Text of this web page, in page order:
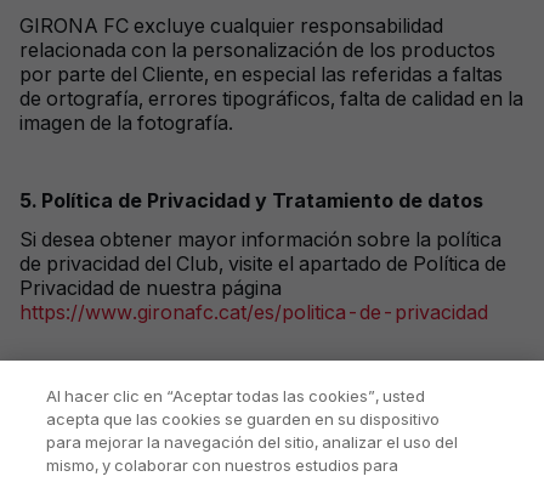
GIRONA FC excluye cualquier responsabilidad
relacionada con la personalización de los productos
por parte del Cliente, en especial las referidas a faltas
de ortografía, errores tipográficos, falta de calidad en la
imagen de la fotografía.
5. Política de Privacidad y Tratamiento de datos
Si desea obtener mayor información sobre la política
de privacidad del Club, visite el apartado de Política de
Privacidad de nuestra página
https://www.gironafc.cat/es/politica-de-privacidad
Al hacer clic en “Aceptar todas las cookies”, usted
acepta que las cookies se guarden en su dispositivo
para mejorar la navegación del sitio, analizar el uso del
mismo, y colaborar con nuestros estudios para